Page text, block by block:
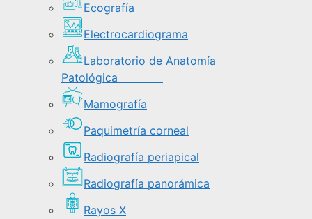
Ecografía
Electrocardiograma
Laboratorio de Anatomía
Patológica
Mamografía
Paquimetría corneal
Radiografía periapical
Radiografía panorámica
Rayos X